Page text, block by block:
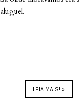
LEIA MAIS! »